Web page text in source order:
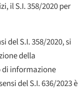
il S.I. 358/2020 per
del S.I. 358/2020, si
della
di informazione
del S.I. 636/2023 è